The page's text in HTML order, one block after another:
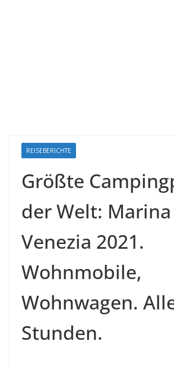
REISEBERICHTE
Größte
der Welt:
Venezia 2021.
Wohnmobile,
Wohnwagen.
Stunden.